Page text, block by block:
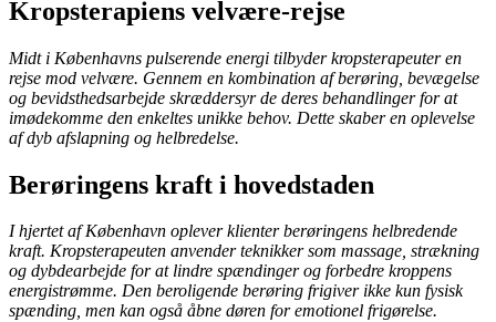
Kropsterapiens velvære-rejse
Midt i Københavns pulserende energi tilbyder kropsterapeuter en
rejse mod velvære. Gennem en kombination af berøring, bevægelse
og bevidsthedsarbejde skræddersyr de deres behandlinger for at
imødekomme den enkeltes unikke behov. Dette skaber en oplevelse
af dyb afslapning og helbredelse.
Berøringens kraft i hovedstaden
I hjertet af København oplever klienter berøringens helbredende
kraft. Kropsterapeuten anvender teknikker som massage, strækning
og dybdearbejde for at lindre spændinger og forbedre kroppens
energistrømme. Den beroligende berøring frigiver ikke kun fysisk
spænding, men kan også åbne døren for emotionel frigørelse.